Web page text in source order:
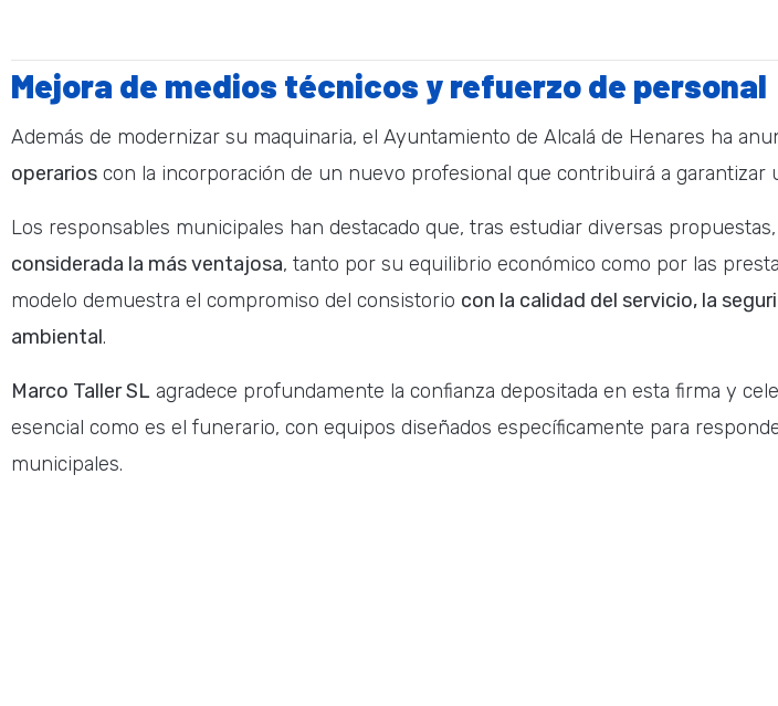
Mejora de medios técnicos y refuerzo de personal
Además de modernizar su maquinaria, el Ayuntamiento de Alcalá de Henares ha
operarios con la incorporación de un nuevo profesional que contribuirá a garantizar
Los responsables municipales han destacado que, tras estudiar diversas propuestas,
considerada la más ventajosa, tanto por su equilibrio económico como por las
modelo demuestra el compromiso del consistorio con la calidad del servicio, la
ambiental.
Marco Taller SL agradece profundamente la confianza depositada en esta firma y
esencial como es el funerario, con equipos diseñados específicamente para
municipales.